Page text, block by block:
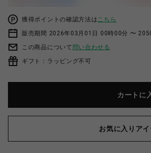
獲得ポイントの確認方法はこちら
販売期間 2026年03月01日 00時00分 〜
この商品について 問い合わせる
ギフト：ラッピング不可
カートに
お気に入りア